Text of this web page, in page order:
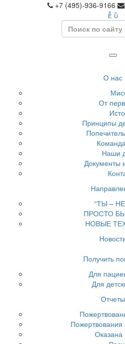
+7 (495)-936-9166
О нас
От
Принципы
Наши
Документы
“ТЫ –
ПРОСТО
НОВЫЕ
Получить
Для
Для
Отчеты
Пожертвования